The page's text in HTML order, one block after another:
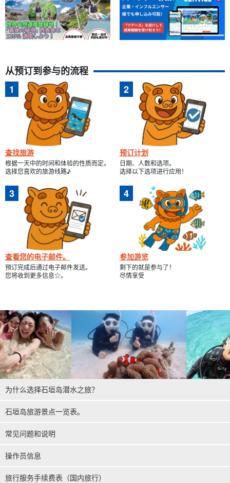
附带免费照片资料☆。
在游览过程中，我们的工作人员会用专用相机拍摄大量照片。当
然，所有拍摄的照片都将免费赠送给您。
从预订到参与的流程
查找旅游
根据一天中的时间和体验的性质而定。
选择您喜欢的旅游线路♪
预订计划
日期、人数和选项。
选择以下选项进行应用！
查看您的电子邮件。
预订完成后通过电子邮件发送。
您将收到更多信息☆。
参加游览
剩下的就是参与了！
尽情享受
为什么选择石垣岛潜水之旅？
石垣岛旅游景点一览表。
常见问题和说明
操作员信息
旅行服务手续费表（国内旅行）